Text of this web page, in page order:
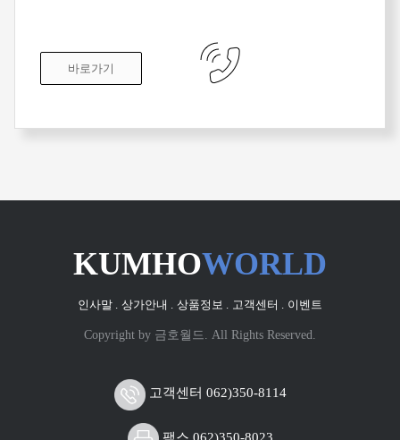
바로가기
KUMHOWORLD
인사말 . 상가안내 . 상품정보 . 고객센터 . 이벤트
Copyright by 금호월드. All Rights Reserved.
고객센터 062)350-8114
팩스 062)350-8023